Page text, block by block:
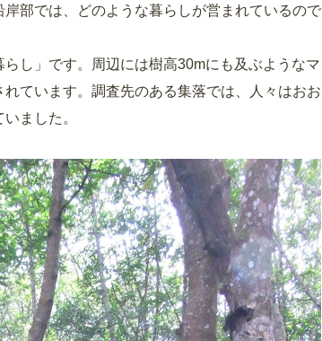
部では、どのような暮らしが営まれているので
し」です。周辺には樹高30mにも及ぶようなマ
ています。調査先のある集落では、人々はおお
ました。